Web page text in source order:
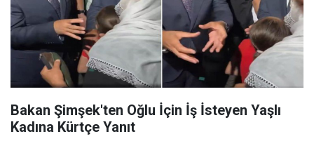
Bakan Şimşek'ten Oğlu İçin İş İsteyen Yaşlı
Kadına Kürtçe Yanıt